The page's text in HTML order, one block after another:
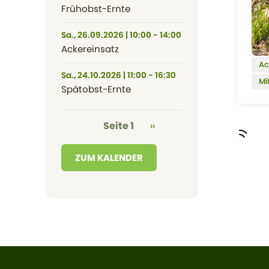
Frühobst-Ernte
Sa., 26.09.2026 | 10:00 - 14:00
Ackereinsatz
Sa., 24.10.2026 | 11:00 - 16:30
Spätobst-Ernte
Seitennummerierung
Seite 1 Nächste Seite
››
ZUM KALENDER